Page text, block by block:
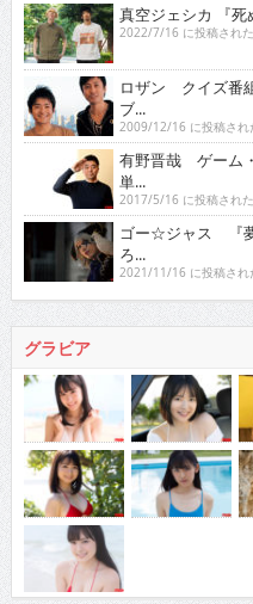
真空ジェシカ 『
2022/7/16 に投稿された
ロザン クイズ番
ブ...
2009/12/16 に投稿され
有野晋哉 ゲーム
単...
2017/5/16 に投稿された
ゴー☆ジャス 『
ろ...
2021/11/16 に投稿され
グラビア